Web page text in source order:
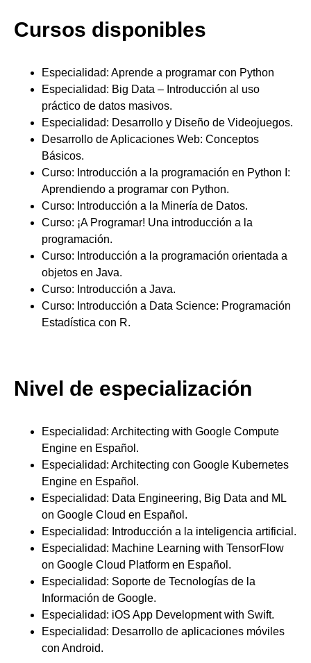
Cursos disponibles
Especialidad: Aprende a programar con Python
Especialidad: Big Data – Introducción al uso
práctico de datos masivos.
Especialidad: Desarrollo y Diseño de Videojuegos.
Desarrollo de Aplicaciones Web: Conceptos
Básicos.
Curso: Introducción a la programación en Python I:
Aprendiendo a programar con Python.
Curso: Introducción a la Minería de Datos.
Curso: ¡A Programar! Una introducción a la
programación.
Curso: Introducción a la programación orientada a
objetos en Java.
Curso: Introducción a Java.
Curso: Introducción a Data Science: Programación
Estadística con R.
Nivel de especialización
Especialidad: Architecting with Google Compute
Engine en Español.
Especialidad: Architecting con Google Kubernetes
Engine en Español.
Especialidad: Data Engineering, Big Data and ML
on Google Cloud en Español.
Especialidad: Introducción a la inteligencia artificial.
Especialidad: Machine Learning with TensorFlow
on Google Cloud Platform en Español.
Especialidad: Soporte de Tecnologías de la
Información de Google.
Especialidad: iOS App Development with Swift.
Especialidad: Desarrollo de aplicaciones móviles
con Android.